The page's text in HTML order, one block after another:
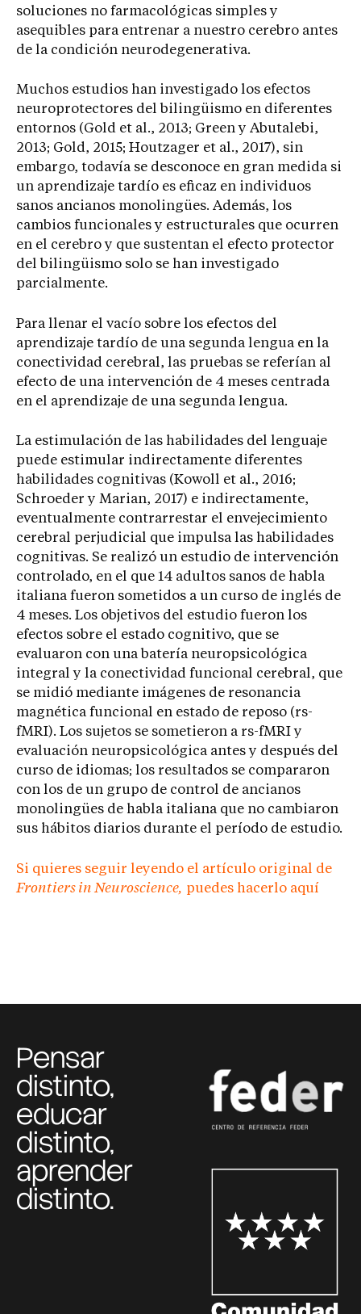
soluciones no farmacológicas simples y
asequibles para entrenar a nuestro cerebro antes
de la condición neurodegenerativa.
Muchos estudios han investigado los efectos
neuroprotectores del bilingüismo en diferentes
entornos (Gold et al., 2013; Green y Abutalebi,
2013; Gold, 2015; Houtzager et al., 2017), sin
embargo, todavía se desconoce en gran medida si
un aprendizaje tardío es eficaz en individuos
sanos ancianos monolingües. Además, los
cambios funcionales y estructurales que ocurren
en el cerebro y que sustentan el efecto protector
del bilingüismo solo se han investigado
parcialmente.
Para llenar el vacío sobre los efectos del
aprendizaje tardío de una segunda lengua en la
conectividad cerebral, las pruebas se referían al
efecto de una intervención de 4 meses centrada
en el aprendizaje de una segunda lengua.
La estimulación de las habilidades del lenguaje
puede estimular indirectamente diferentes
habilidades cognitivas (Kowoll et al., 2016;
Schroeder y Marian, 2017) e indirectamente,
eventualmente contrarrestar el envejecimiento
cerebral perjudicial que impulsa las habilidades
cognitivas. Se realizó un estudio de intervención
controlado, en el que 14 adultos sanos de habla
italiana fueron sometidos a un curso de inglés de
4 meses. Los objetivos del estudio fueron los
efectos sobre el estado cognitivo, que se
evaluaron con una batería neuropsicológica
integral y la conectividad funcional cerebral, que
se midió mediante imágenes de resonancia
magnética funcional en estado de reposo (rs-
fMRI). Los sujetos se sometieron a rs-fMRI y
evaluación neuropsicológica antes y después del
curso de idiomas; los resultados se compararon
con los de un grupo de control de ancianos
monolingües de habla italiana que no cambiaron
sus hábitos diarios durante el período de estudio.
Si quieres seguir leyendo el artículo original de
Frontiers in Neuroscience, puedes hacerlo aquí
Pensar
distinto,
educar
distinto,
aprender
distinto.